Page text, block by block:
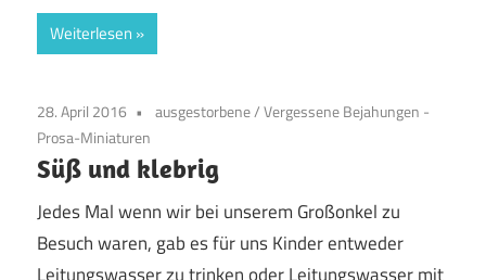
Weiterlesen
28. April 2016 ausgestorbene/Vergessene Bejahungen -
Prosa-Miniaturen
Süß und klebrig
Jedes Mal wenn wir bei unserem Großonkel zu
Besuch waren, gab es für uns Kinder entweder